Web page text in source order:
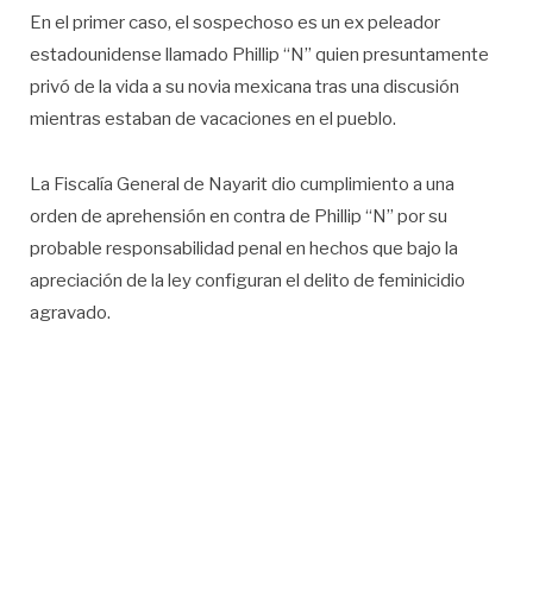
En el primer caso, el sospechoso es un ex peleador
estadounidense llamado Phillip “N” quien presuntamente
privó de la vida a su novia mexicana tras una discusión
mientras estaban de vacaciones en el pueblo.
La Fiscalía General de Nayarit dio cumplimiento a una
orden de aprehensión en contra de Phillip “N” por su
probable responsabilidad penal en hechos que bajo la
apreciación de la ley configuran el delito de feminicidio
agravado.